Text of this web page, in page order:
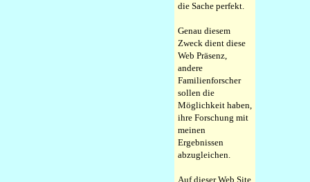
die Sache perfekt.
Genau diesem
Zweck dient diese
Web Präsenz,
andere
Familienforscher
sollen die
Möglichkeit haben,
ihre Forschung mit
meinen
Ergebnissen
abzugleichen.
Auf dieser Web Site